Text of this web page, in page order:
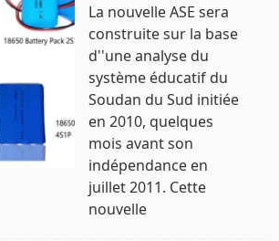
La nouvelle ASE sera
construite sur la base
d''une analyse du
système éducatif du
Soudan du Sud initiée
en 2010, quelques
mois avant son
indépendance en
juillet 2011. Cette
nouvelle